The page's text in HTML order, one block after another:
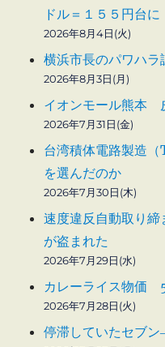
ドル＝１５５円台に
2026年8月4日(火)
横浜市長のパワハラ
2026年8月3日(月)
イオンモール熊本
2026年7月31日(金)
台湾積体電路製造
を選んだのか
2026年7月30日(木)
速度違反自動取り締
が盗まれた
2026年7月29日(水)
カレーライス物価
2026年7月28日(火)
停滞していたセブ